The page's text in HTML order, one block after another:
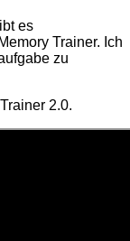
es
Trainer. Ich
zu
2.0.